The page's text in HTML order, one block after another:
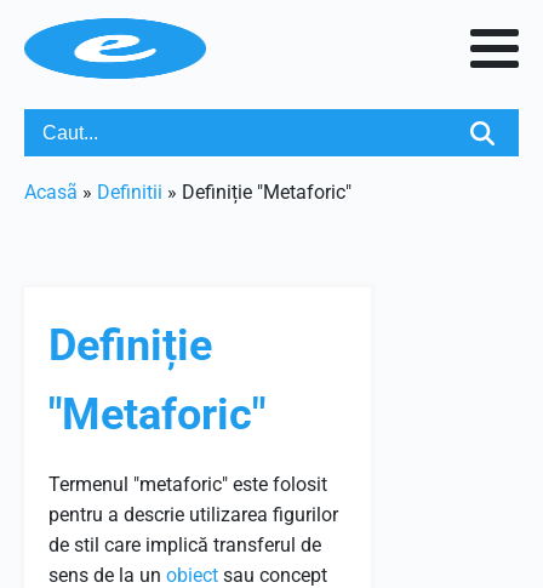
Acasã » Definitii » Definiție "Metaforic"
Definiție
"Metaforic"
Termenul "metaforic" este folosit
pentru a descrie utilizarea figurilor
de stil care implică transferul de
sens de la un obiect sau concept